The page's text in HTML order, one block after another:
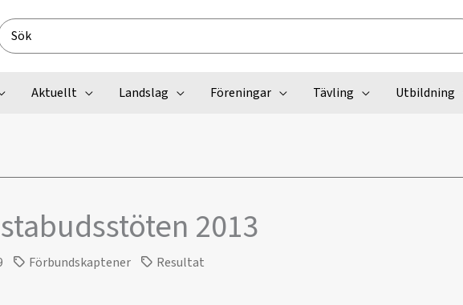
Aktuellt Landslag Föreningar Tävling Utbildning
2013
Förbundskaptener Resultat